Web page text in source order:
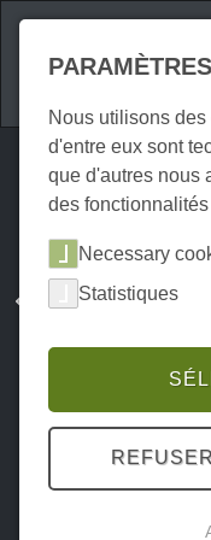
Nous utilisons
d'entre eux sont
que d'autres nous
des
Necessary
Statistiques